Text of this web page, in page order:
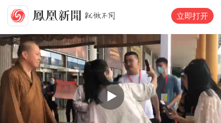
立即打开